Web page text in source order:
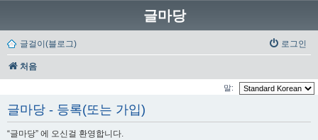
글마당
글걸이(블로그) 로그인
처음
말:
글마당 - 등록(또는 가입)
“글마당” 에 오신걸 환영합니다.